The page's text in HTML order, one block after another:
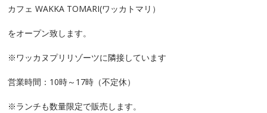
カフェ WAKKA TOMARI(ワッカトマリ）
をオープン致します。
※ワッカヌプリリゾーツに隣接しています
営業時間：10時～17時（不定休）
※ランチも数量限定で販売します。